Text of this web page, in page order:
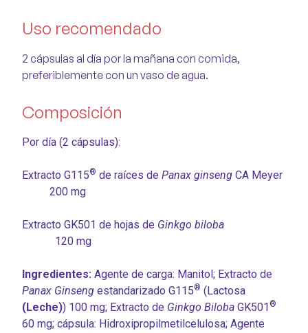
Uso recomendado
2 cápsulas al día por la mañana con comida,
preferiblemente con un vaso de agua.
Composición
Por día (2 cápsulas):
Extracto G115® de raíces de Panax ginseng CA Meyer
200 mg
Extracto GK501 de hojas de Ginkgo biloba
120 mg
Ingredientes: Agente de carga: Manitol; Extracto de
Panax Ginseng estandarizado G115® (Lactosa
(Leche)) 100 mg; Extracto de Ginkgo Biloba GK501 ®
60 mg; cápsula: Hidroxipropilmetilcelulosa; Agente